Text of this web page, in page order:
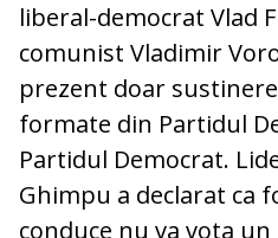
liberal-democrat Vlad
comunist Vladimir
prezent doar
formate din Partidul
Partidul Democrat.
Ghimpu a declarat ca
conduce nu va vota